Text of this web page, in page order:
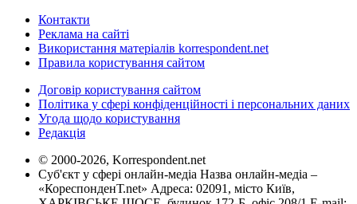
Контакти
Реклама на сайті
Використання матеріалів korrespondent.net
Правила користування сайтом
Договір користування сайтом
Політика у сфері конфіденційності і персональних даних
Угода щодо користування
Редакція
© 2000-2026, Korrespondent.net
Суб'єкт у сфері онлайн-медіа Назва онлайн-медіа –
«КореспонденТ.net» Адреса: 02091, місто Київ,